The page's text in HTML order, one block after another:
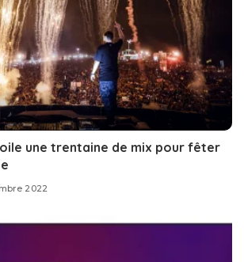
une trentaine de mix pour fêter
2022